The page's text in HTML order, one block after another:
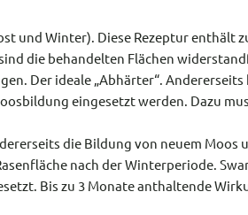
und Winter). Diese Rezeptur enthält
die behandelten Flächen
Der ideale „Abhärter“. Andererseits
eingesetzt werden. Dazu
die Bildung von neuem Moos
nach der Winterperiode.
Bis zu 3 Monate anthaltende